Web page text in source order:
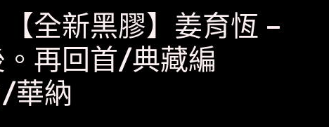
【全新黑膠】姜育恆 –
再回首/典藏編
華納